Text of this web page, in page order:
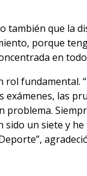
también que la
porque
en
rol fundamental.
exámenes, las
problema.
sido un siete y